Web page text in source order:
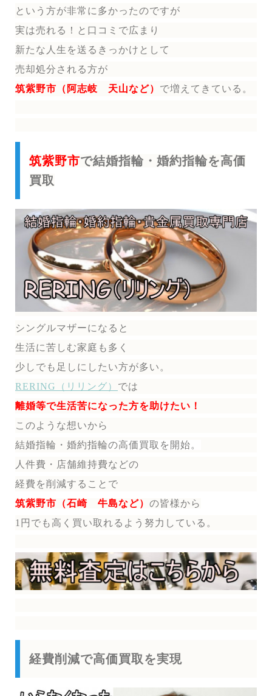
という方が非常に多かったのですが
実は売れる！と口コミで広まり
新たな人生を送る きっかけとして
売却処分される方が
筑紫野市（阿志岐 天山など） で増えてきている。
筑紫野市で結婚指輪・婚約指輪を高価
買取
シングルマザーになると
生活に苦しむ家庭も多く
少しでも足しにしたい方が多い。
RERING（リリング） では
離婚等で生活苦になった方を助けたい！
このような想いから
結婚指輪・婚約指輪の高価買取を開始。
人件費・店舗維持費などの
経費を削減することで
筑紫野市（石崎 牛島など） の皆様から
1円でも高く買い取れるよう努力している。
経費削減で高価買取を実現